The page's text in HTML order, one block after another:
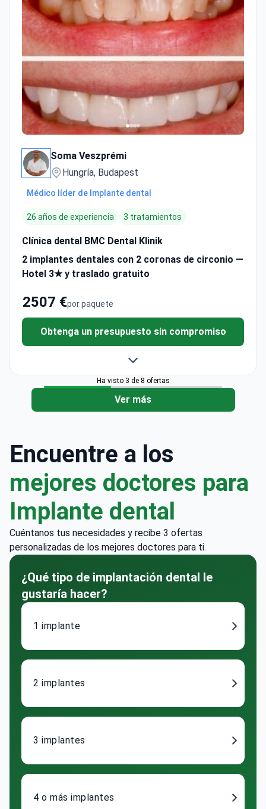
Soma Veszprémi
Hungría, Budapest
Médico líder de Implante dental
26 años de experiencia 3 tratamientos
Clínica dental BMC Dental Klinik
2 implantes dentales con 2 coronas de circonio —
Hotel 3★ y traslado gratuito
por paquete
2507 €
Obtenga un presupuesto sin compromiso
Ha visto 3 de 8 ofertas
Ver más
Encuentre a los
mejores doctores para
Implante dental
Cuéntanos tus necesidades y recibe 3 ofertas
personalizadas de los mejores doctores para ti.
¿Qué tipo de implantación dental le
gustaría hacer?
1 implante
2 implantes
3 implantes
4 o más implantes